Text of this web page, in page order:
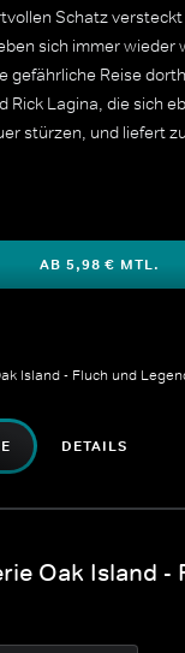
Schatz
sich immer wieder
gefährliche Reise
Rick Lagina, die sich
stürzen, und liefert
AB 5,98 € MTL.
Island - Fluch und
DETAILS
Oak Island -